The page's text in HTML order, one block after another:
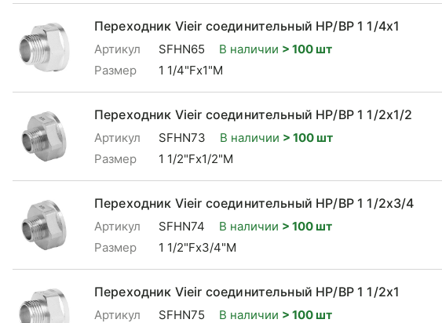
Переходник Vieir соединительный НР/ВР 1 1/4x1
Артикул SFHN65 В наличии > 100 шт
Размер
1 1/4"Fx1"М
Переходник Vieir соединительный НР/ВР 1 1/2x1/2
Артикул SFHN73 В наличии > 100 шт
Размер
1 1/2"Fx1/2"М
Переходник Vieir соединительный НР/ВР 1 1/2x3/4
Артикул SFHN74 В наличии > 100 шт
Размер
1 1/2"Fx3/4"М
Переходник Vieir соединительный НР/ВР 1 1/2x1
Артикул SFHN75 В наличии > 100 шт